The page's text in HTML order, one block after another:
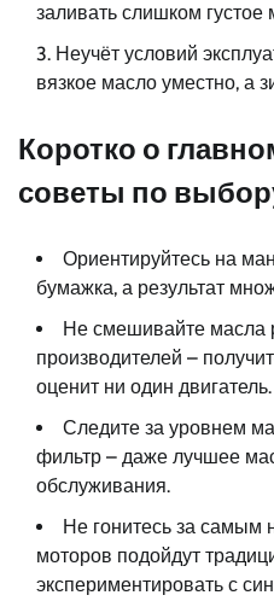
заливать слишком
Неучёт условий
вязкое масло уместно, а
Коротко о
советы по
Ориентируйтесь на
бумажка, а результат
Не смешивайте масла
производителей –
оценит ни один двигатель.
Следите за уровнем
фильтр – даже лучшее
обслуживания.
Не гонитесь за самым
моторов подойдут
экспериментировать с